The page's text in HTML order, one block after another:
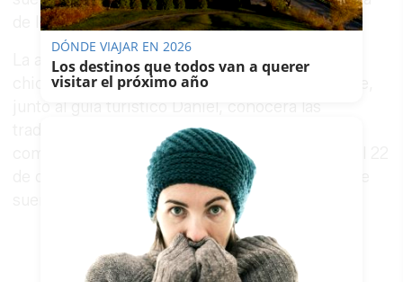
de los ovnis", ha explicado el director de cine.
La actriz Charlotte Vega da vida a Danielle, una
chica extraterrestre que llega a la Tierra y donde,
junto al guía turístico Daniel, conocerá las
tradiciones más típicas de la Navidad. Ambos
compran un décimo de lotería para el sorteo del 22
de diciembre e inician una historia de amor y de
DÓNDE VIAJAR EN 2026
Los destinos que todos van a querer
visitar el próximo año